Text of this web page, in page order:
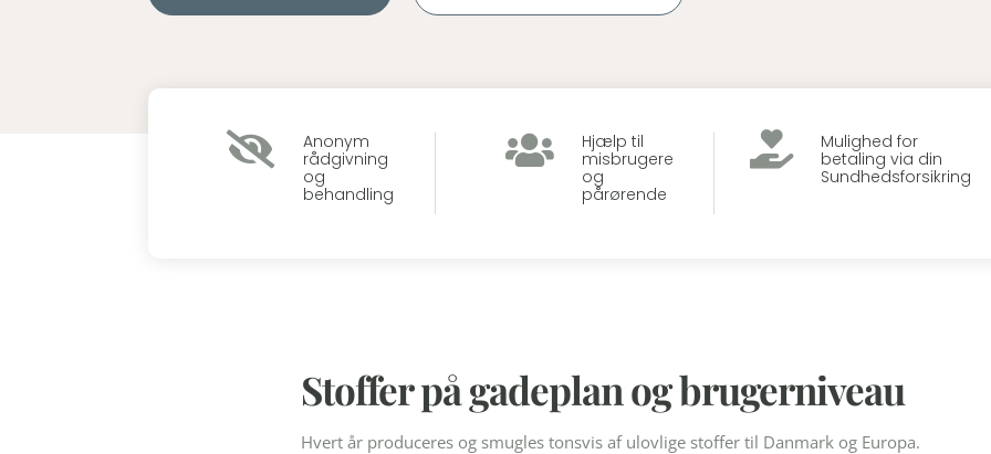

Anonym
rådgivning
og
behandling

Hjælp til
misbrugere
og
pårørende

Mulighed for
betaling via din
Sundhedsforsikring
Stoffer på gadeplan og brugerniveau
Hvert år produceres og smugles tonsvis af ulovlige stoffer til Danmark og Europa.